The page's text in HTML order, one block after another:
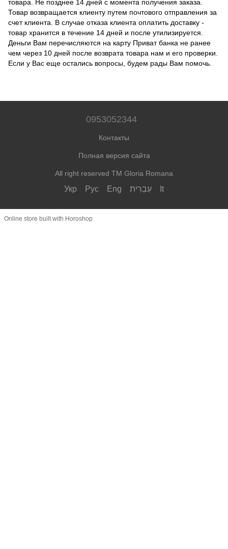
товара.
Не позднее 14 дней с момента получения заказа.
Товар возвращается клиенту путем почтового отправления за
счет клиента. В случае отказа клиента оплатить доставку -
товар хранится в течение 14 дней и после утилизируется.
Деньги Вам перечисляются на карту Приват банка не ранее
чем через 10 дней после возврата товара нам и его проверки.
Если у Вас еще остались вопросы, будем рады Вам помочь.
0953052344
Контакты
Полная версия сайта
All right reserved TM Gloria Romana
Укр Рус Eng עִבְרִית It
Online store built with Horoshop